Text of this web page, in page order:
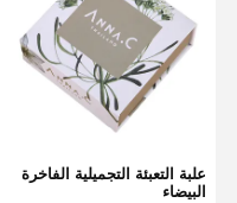
منزل
علبة التعبئة التجميلية الفاخرة
البيضاء